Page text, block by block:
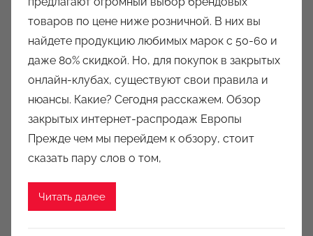
о
р
о
м
a
u
k
c
товаров по цене ниже розничной. В них вы
найдете продукцию любимых марок с 50-60 и
даже 80% скидкой. Но, для покупок в закрытых
онлайн-клубах, существуют свои правила и
нюансы. Какие? Сегодня расскажем. Обзор
закрытых интернет-распродаж Европы
Прежде чем мы перейдем к обзору, стоит
сказать пару слов о том,
Читать далее